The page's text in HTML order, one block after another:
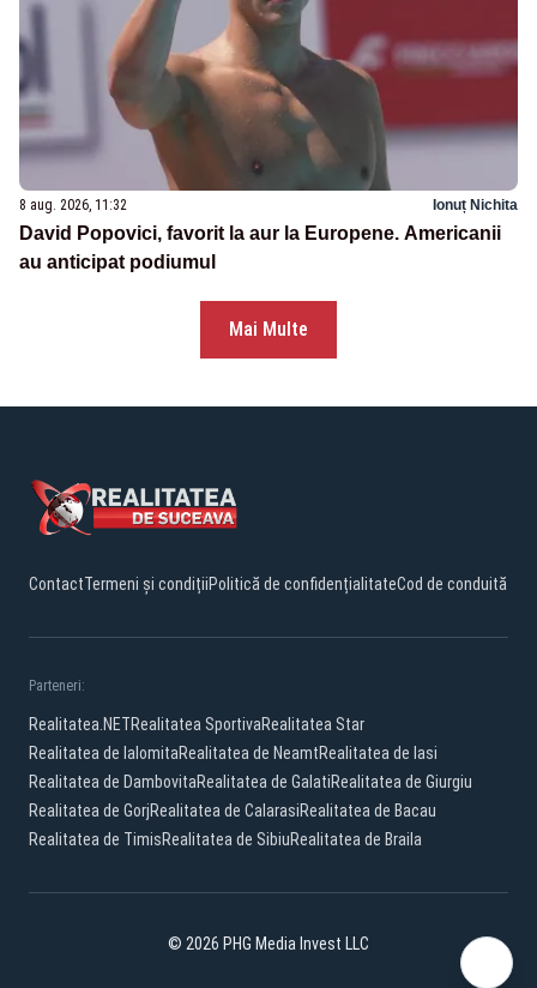
8 aug. 2026, 11:32 Ionuț Nichita
David Popovici, favorit la aur la Europene. Americanii
au anticipat podiumul
Mai Multe
ContactTermeni și condițiiPolitică de confidențialitateCod de conduită
Parteneri:
Realitatea.NETRealitatea SportivaRealitatea Star
Realitatea de IalomitaRealitatea de NeamtRealitatea de Iasi
Realitatea de DambovitaRealitatea de GalatiRealitatea de Giurgiu
Realitatea de GorjRealitatea de CalarasiRealitatea de Bacau
Realitatea de TimisRealitatea de SibiuRealitatea de Braila
© 2026 PHG Media Invest LLC